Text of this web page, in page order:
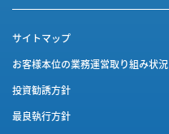
サイトマップ
お客様本位の業務運営取り組み状況
投資勧誘方針
最良執行方針